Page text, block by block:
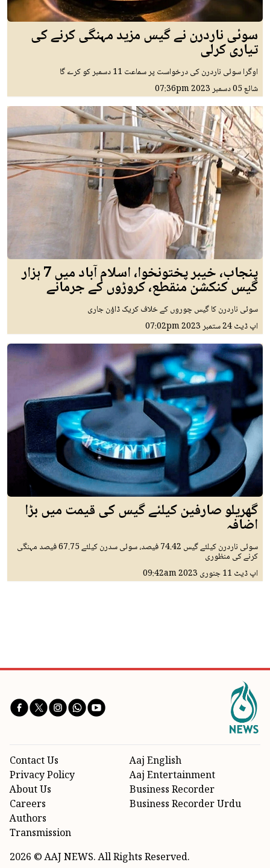
سوئی ناردرن نے گیس مزید مہنگی کرنے کی
تیاری کرلی
اوگرا سوئی ناردرن کی درخواست پر سماعت 11 دسمبر کو کرے گا
شائع05 دسمبر 2023 07:36pm
پنجاب، خیبر پختونخوا، اسلام آباد میں 7 ہزار
گیس کنکشن منقطع، کروڑوں کے جرمانے
سوئی ناردرن کا گیس چوروں کے خلاف کریک ڈاؤن جاری
اپ ڈیٹ24 ستمبر 2023 07:02pm
گھریلو صارفین کیلئے گیس کی قیمت میں بڑا
اضافہ
سوئی ناردرن کیلئے گیس 74.42 فیصد، سوئی سدرن کیلئے 67.75 فیصد مہنگی
کرنے کی منظوری
اپ ڈیٹ 11 جنوری 2023 09:42am
Aaj English
Aaj Entertainment
Business Recorder
Business Recorder Urdu
Contact Us
Privacy Policy
About Us
Careers
Authors
Transmission
2026 © AAJ NEWS. All Rights Reserved.